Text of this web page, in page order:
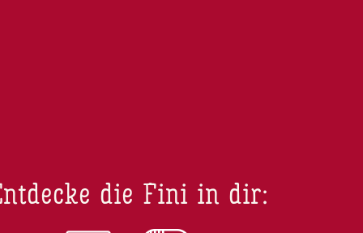
die Fini in dir: